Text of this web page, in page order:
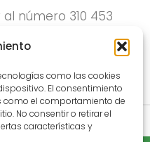
como las cookies
El consentimiento
como el comportamiento de
No consentir o retirar el
características y
número 310 453